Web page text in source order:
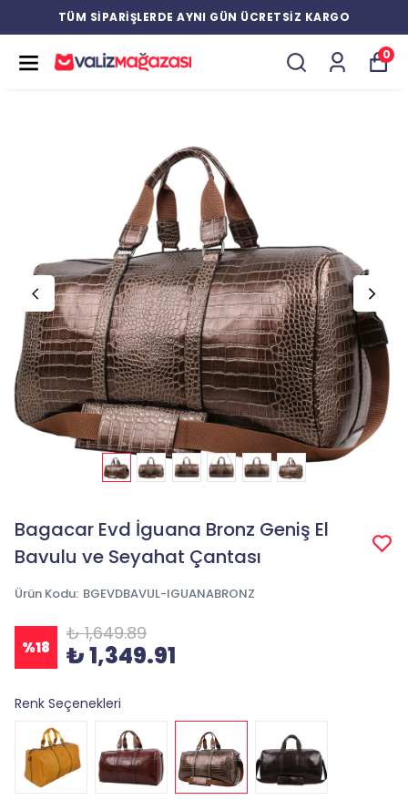
TÜM SİPARİŞLERDE AYNI GÜN ÜCRETSİZ KARGO
0
Bagacar Evd İguana Bronz Geniş El
Bavulu ve Seyahat Çantası
Ürün Kodu: BGEVDBAVUL-IGUANABRONZ
%18
₺ 1,649.89
₺ 1,349.91
Renk Seçenekleri